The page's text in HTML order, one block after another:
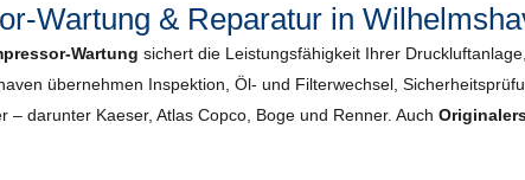
Wartung & Reparatur in
Wartung sichert die Leistungsfähigkeit Ihrer
übernehmen Inspektion, Öl- und Filterwechsel,
– darunter Kaeser, Atlas Copco, Boge und Renner. Auch